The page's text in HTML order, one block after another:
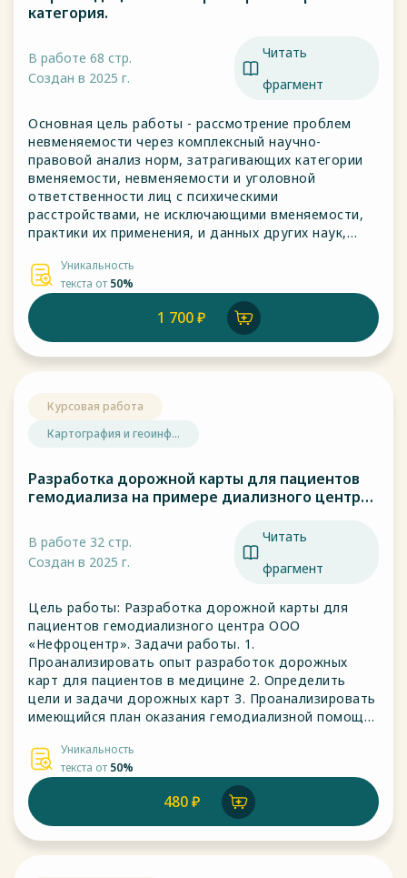
категория.
В работе 68 стр.
Создан в 2025 г.
Читать
фрагмент
Основная цель работы - рассмотрение проблем
невменяемости через комплексный научно-
правовой анализ норм, затрагивающих категории
вменяемости, невменяемости и уголовной
ответственности лиц с психическими
расстройствами, не исключающими вменяемости,
практики их применения, и данных других наук,
психологии, а также философии, разработка
теории вменяемости, невменяемости и
ограниченной вменяемости на базе изучения и
анализа теории и практики.
Уникальность
текста от 50%
1 700 ₽
Курсовая работа
Картография и геоинф...
Разработка дорожной карты для пациентов
гемодиализа на примере диализного центра
В работе 32 стр.
Создан в 2025 г.
Читать
фрагмент
Цель работы: Разработка дорожной карты для
пациентов гемодиализного центра ООО
«Нефроцентр». Задачи работы. 1.
Проанализировать опыт разработок дорожных
карт для пациентов в медицине 2. Определить
цели и задачи дорожных карт 3. Проанализировать
имеющийся план оказания гемодиализной помощи
проблемы, которые появляются у пациента при
осуществлении этого плана, причины, пробелы,
недостатки).
Уникальность
текста от 50%
480 ₽